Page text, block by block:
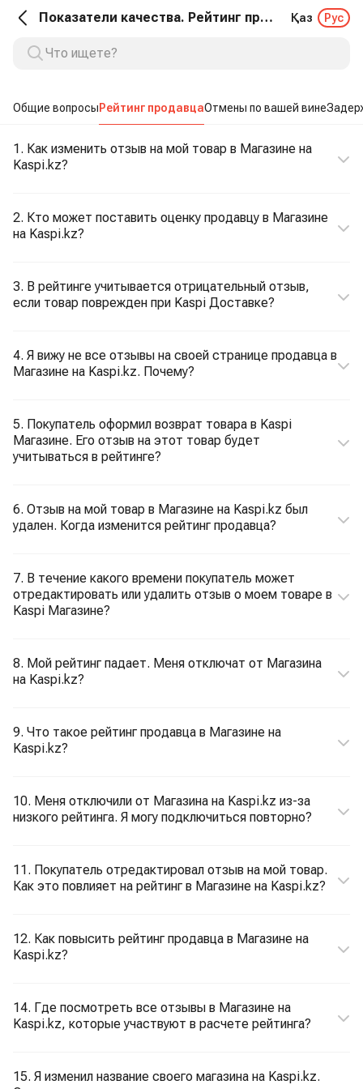
Показатели качества. Рейтинг продавца Қаз Рус
Общие вопросыРейтинг продавцаОтмены по вашей вине
1. Как изменить отзыв на мой товар в Магазине на
Kaspi.kz?
2. Кто может поставить оценку продавцу в Магазине
на Kaspi.kz?
3. В рейтинге учитывается отрицательный отзыв,
если товар поврежден при Kaspi Доставке?
4. Я вижу не все отзывы на своей странице продавца в
Магазине на Kaspi.kz. Почему?
5. Покупатель оформил возврат товара в Kaspi
Магазине. Его отзыв на этот товар будет
учитываться в рейтинге?
6. Отзыв на мой товар в Магазине на Kaspi.kz был
удален. Когда изменится рейтинг продавца?
7. В течение какого времени покупатель может
отредактировать или удалить отзыв о моем товаре в
Kaspi Магазине?
8. Мой рейтинг падает. Меня отключат от Магазина
на Kaspi.kz?
9. Что такое рейтинг продавца в Магазине на
Kaspi.kz?
10. Меня отключили от Магазина на Kaspi.kz из-за
низкого рейтинга. Я могу подключиться повторно?
11. Покупатель отредактировал отзыв на мой товар.
Как это повлияет на рейтинг в Магазине на Kaspi.kz?
12. Как повысить рейтинг продавца в Магазине на
Kaspi.kz?
14. Где посмотреть все отзывы в Магазине на
Kaspi.kz, которые участвуют в расчете рейтинга?
15. Я изменил название своего магазина на Kaspi.kz.